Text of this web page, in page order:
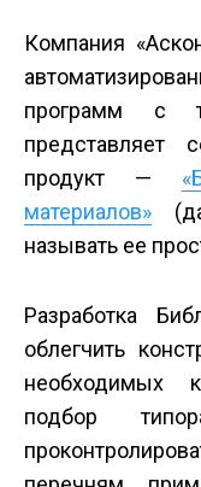
Компания
программ с
представляет
продукт —
материалов»
называть ее
Разработка
облегчить
необходимых
подбор